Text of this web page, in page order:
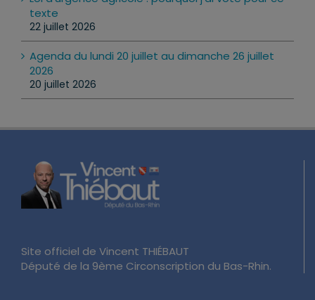
Loi d’urgence agricole : pourquoi j’ai voté pour ce
texte
22 juillet 2026
Agenda du lundi 20 juillet au dimanche 26 juillet
2026
20 juillet 2026
Site officiel de Vincent THIÉBAUT
Député de la 9ème Circonscription du Bas-Rhin.